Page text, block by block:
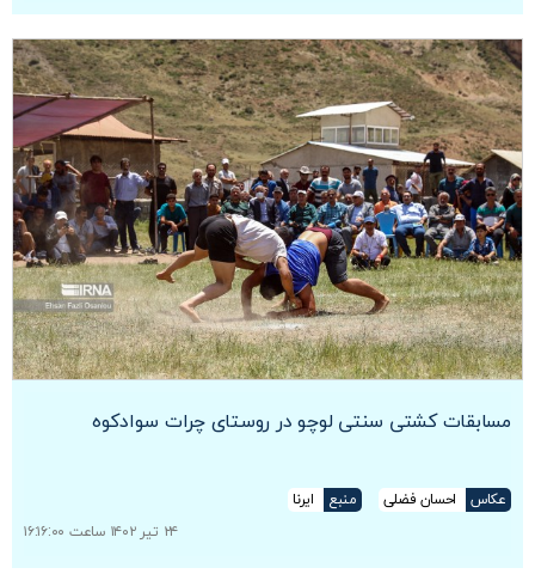
مسابقات کشتی سنتی لوچو در روستای چرات سوادکوه
عکاس احسان فضلی منبع
ایرنا
۲۴ تیر ۱۴۰۲ ساعت ۱۶:۱۶:۰۰